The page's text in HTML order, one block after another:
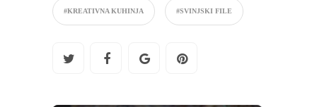
#KREATIVNA KUHINJA #SVINJSKI FILE